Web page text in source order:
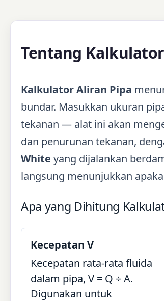
Tentang
Kalkulator Aliran Pipa
bundar. Masukkan ukuran
tekanan — alat ini akan
dan penurunan tekanan,
White yang dijalankan
langsung menunjukkan
Apa yang Dihitung
Kecepatan V
Kecepatan rata-rata fluida
dalam pipa, V = Q ÷ A.
Digunakan untuk